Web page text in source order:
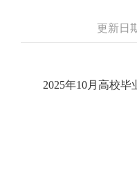
更新日
2025年10月高校毕